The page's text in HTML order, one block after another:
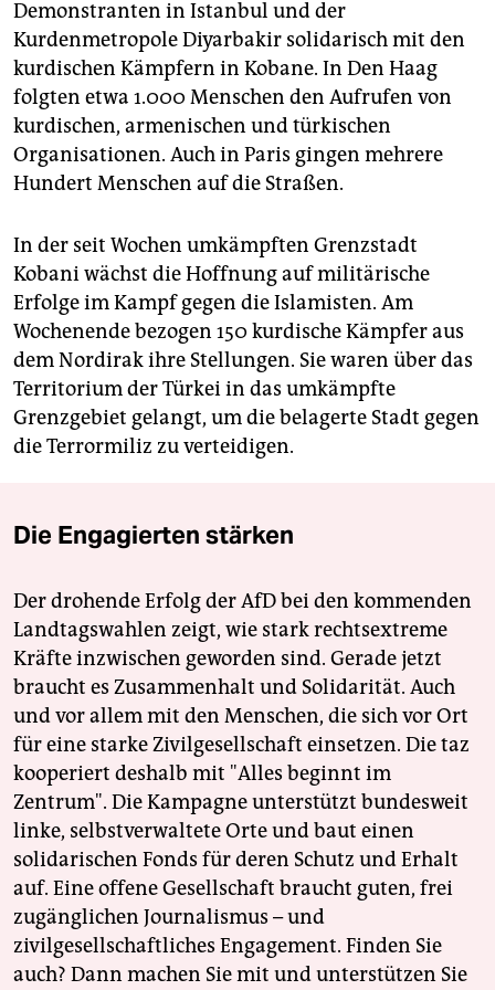
Demonstranten in Istanbul und der
Kurdenmetropole Diyarbakir solidarisch mit den
kurdischen Kämpfern in Kobane. In Den Haag
folgten etwa 1.000 Menschen den Aufrufen von
kurdischen, armenischen und türkischen
Organisationen. Auch in Paris gingen mehrere
Hundert Menschen auf die Straßen.
In der seit Wochen umkämpften Grenzstadt
Kobani wächst die Hoffnung auf militärische
Erfolge im Kampf gegen die Islamisten. Am
Wochenende bezogen 150 kurdische Kämpfer aus
dem Nordirak ihre Stellungen. Sie waren über das
Territorium der Türkei in das umkämpfte
Grenzgebiet gelangt, um die belagerte Stadt gegen
die Terrormiliz zu verteidigen.
Die Engagierten stärken
Der drohende Erfolg der AfD bei den kommenden
Landtagswahlen zeigt, wie stark rechtsextreme
Kräfte inzwischen geworden sind. Gerade jetzt
braucht es Zusammenhalt und Solidarität. Auch
und vor allem mit den Menschen, die sich vor Ort
für eine starke Zivilgesellschaft einsetzen. Die taz
kooperiert deshalb mit "Alles beginnt im
Zentrum". Die Kampagne unterstützt bundesweit
linke, selbstverwaltete Orte und baut einen
solidarischen Fonds für deren Schutz und Erhalt
auf. Eine offene Gesellschaft braucht guten, frei
zugänglichen Journalismus – und
zivilgesellschaftliches Engagement. Finden Sie
auch? Dann machen Sie mit und unterstützen Sie